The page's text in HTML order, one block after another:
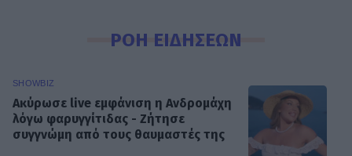
ΡΟΗ ΕΙΔΗΣΕΩΝ
SHOWBIZ
Ακύρωσε live εμφάνιση η Ανδρομάχη
λόγω φαρυγγίτιδας - Ζήτησε
συγγνώμη από τους θαυμαστές της